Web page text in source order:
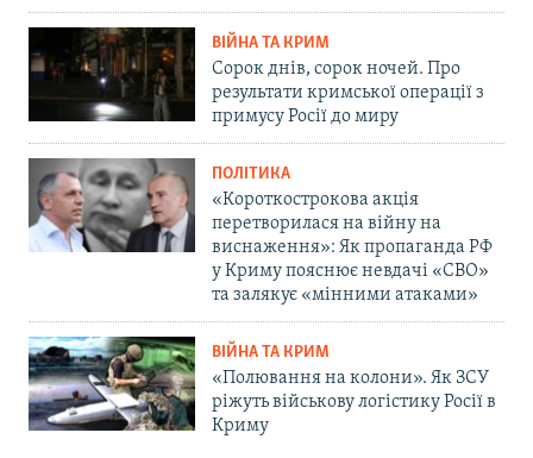
ВІЙНА ТА КРИМ
Сорок днів, сорок ночей. Про
результати кримської операції з
примусу Росії до миру
ПОЛІТИКА
«Короткострокова акція
перетворилася на війну на
виснаження»: Як пропаганда РФ
у Криму пояснює невдачі «СВО»
та залякує «мінними атаками»
ВІЙНА ТА КРИМ
«Полювання на колони». Як ЗСУ
ріжуть військову логістику Росії в
Криму